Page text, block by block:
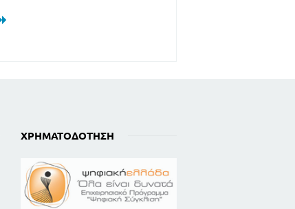
ΧΡΗΜΑΤΟΔΌΤΗΣΗ